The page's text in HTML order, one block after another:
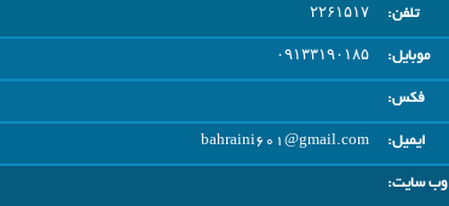
تلفن:
۲۲۶۱۵۱۷
موبایل:
۰۹۱۳۳۱۹۰۱۸۵
فکس:
ایمیل:
bahraini601@gmail.com
وب سایت: